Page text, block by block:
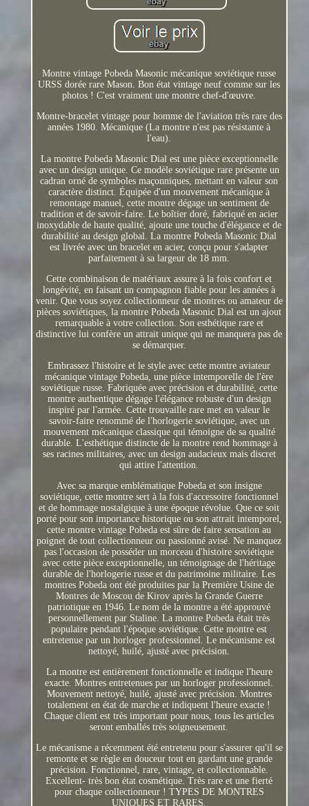
Montre vintage Pobeda Masonic mécanique soviétique russe
URSS dorée rare Mason. Bon état vintage neuf comme sur les
photos ! C'est vraiment une montre chef-d'œuvre.
Montre-bracelet vintage pour homme de l'aviation très rare des
années 1980. Mécanique (La montre n'est pas résistante à
l'eau).
La montre Pobeda Masonic Dial est une pièce exceptionnelle
avec un design unique. Ce modèle soviétique rare présente un
cadran orné de symboles maçonniques, mettant en valeur son
caractère distinct. Équipée d'un mouvement mécanique à
remontage manuel, cette montre dégage un sentiment de
tradition et de savoir-faire. Le boîtier doré, fabriqué en acier
inoxydable de haute qualité, ajoute une touche d'élégance et de
durabilité au design global. La montre Pobeda Masonic Dial
est livrée avec un bracelet en acier, conçu pour s'adapter
parfaitement à sa largeur de 18 mm.
Cette combinaison de matériaux assure à la fois confort et
longévité, en faisant un compagnon fiable pour les années à
venir. Que vous soyez collectionneur de montres ou amateur de
pièces soviétiques, la montre Pobeda Masonic Dial est un ajout
remarquable à votre collection. Son esthétique rare et
distinctive lui confère un attrait unique qui ne manquera pas de
se démarquer.
Embrassez l'histoire et le style avec cette montre aviateur
mécanique vintage Pobeda, une pièce intemporelle de l'ère
soviétique russe. Fabriquée avec précision et durabilité, cette
montre authentique dégage l'élégance robuste d'un design
inspiré par l'armée. Cette trouvaille rare met en valeur le
savoir-faire renommé de l'horlogerie soviétique, avec un
mouvement mécanique classique qui témoigne de sa qualité
durable. L'esthétique distincte de la montre rend hommage à
ses racines militaires, avec un design audacieux mais discret
qui attire l'attention.
Avec sa marque emblématique Pobeda et son insigne
soviétique, cette montre sert à la fois d'accessoire fonctionnel
et de hommage nostalgique à une époque révolue. Que ce soit
porté pour son importance historique ou son attrait intemporel,
cette montre vintage Pobeda est sûre de faire sensation au
poignet de tout collectionneur ou passionné avisé. Ne manquez
pas l'occasion de posséder un morceau d'histoire soviétique
avec cette pièce exceptionnelle, un témoignage de l'héritage
durable de l'horlogerie russe et du patrimoine militaire. Les
montres Pobeda ont été produites par la Première Usine de
Montres de Moscou de Kirov après la Grande Guerre
patriotique en 1946. Le nom de la montre a été approuvé
personnellement par Staline. La montre Pobeda était très
populaire pendant l'époque soviétique. Cette montre est
entretenue par un horloger professionnel. Le mécanisme est
nettoyé, huilé, ajusté avec précision.
La montre est entièrement fonctionnelle et indique l'heure
exacte. Montres entretenues par un horloger professionnel.
Mouvement nettoyé, huilé, ajusté avec précision. Montres
totalement en état de marche et indiquent l'heure exacte !
Chaque client est très important pour nous, tous les articles
seront emballés très soigneusement.
Le mécanisme a récemment été entretenu pour s'assurer qu'il se
remonte et se règle en douceur tout en gardant une grande
précision. Fonctionnel, rare, vintage, et collectionnable.
Excellent- très bon état cosmétique. Très rare et une fierté
pour chaque collectionneur ! TYPES DE MONTRES
UNIQUES ET RARES.